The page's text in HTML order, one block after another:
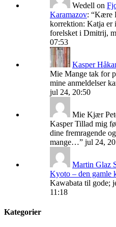
Wedell on
Karamazov: “Kære
korrektion: Katja er
forelsket i Dmitrij,
07:53
Kasper
Mie Mange tak for
mine anmeldelser
jul 24, 20:50
Mie Kjær
Kasper Tillad mig
dine fremragende
mange…” jul 24,
Martin Glaz
Kyoto – den gamle
Kawabata til gode;
11:18
Kategorier